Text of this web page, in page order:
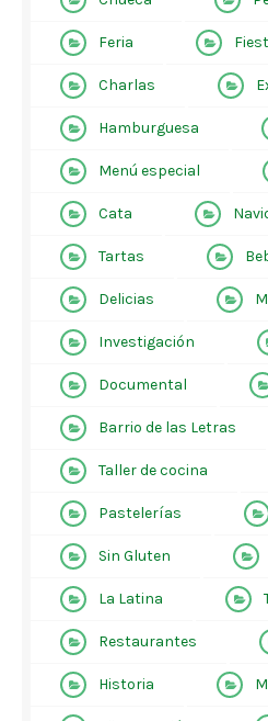
Feria
Charlas
Hamburguesa
Menú especial
Cata
Tartas
Delicias
Investigación
Documental
Barrio de las Letras
Taller de cocina
Pastelerías
Sin Gluten
La Latina
Restaurantes
Historia